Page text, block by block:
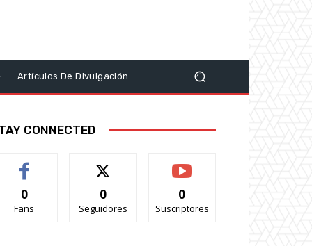
Artículos De Divulgación
CONNECTED
0
Fans
0
Seguidores
0
Suscriptores